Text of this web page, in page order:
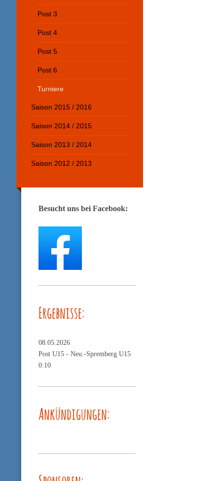
Post 3
Post 4
Post 5
Post 6
Turniere
Saison 2015 / 2016
Saison 2014 / 2015
Saison 2013 / 2014
Saison 2012 / 2013
Besucht uns bei Facebook:
Ergebnisse:
08.05.2026
Post U15 - Neu.-Spremberg U15
0:10
Ankündigungen: